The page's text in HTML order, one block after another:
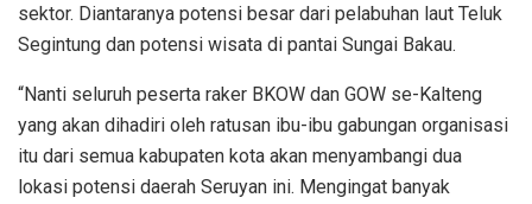
sektor. Diantaranya potensi besar dari pelabuhan laut Teluk
Segintung dan potensi wisata di pantai Sungai Bakau.
“Nanti seluruh peserta raker BKOW dan GOW se-Kalteng
yang akan dihadiri oleh ratusan ibu-ibu gabungan organisasi
itu dari semua kabupaten kota akan menyambangi dua
lokasi potensi daerah Seruyan ini. Mengingat banyak